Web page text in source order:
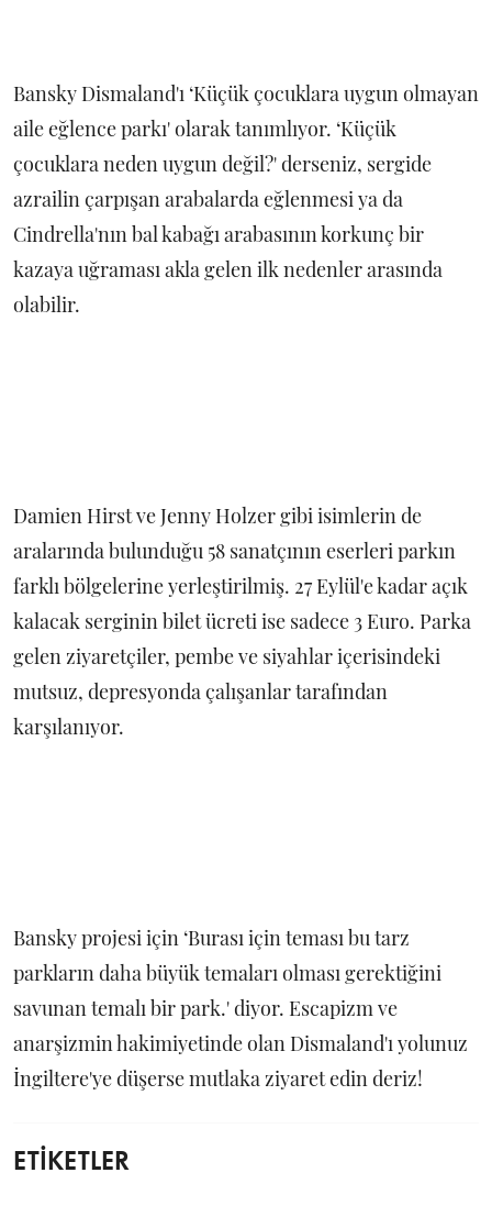
Bansky Dismaland'ı ‘Küçük çocuklara uygun olmayan
aile eğlence parkı' olarak tanımlıyor. ‘Küçük
çocuklara neden uygun değil?' derseniz, sergide
azrailin çarpışan arabalarda eğlenmesi ya da
Cindrella'nın bal kabağı arabasının korkunç bir
kazaya uğraması akla gelen ilk nedenler arasında
olabilir.
Damien Hirst ve Jenny Holzer gibi isimlerin de
aralarında bulunduğu 58 sanatçının eserleri parkın
farklı bölgelerine yerleştirilmiş. 27 Eylül'e kadar açık
kalacak serginin bilet ücreti ise sadece 3 Euro. Parka
gelen ziyaretçiler, pembe ve siyahlar içerisindeki
mutsuz, depresyonda çalışanlar tarafından
karşılanıyor.
Bansky projesi için ‘Burası için teması bu tarz
parkların daha büyük temaları olması gerektiğini
savunan temalı bir park.' diyor. Escapizm ve
anarşizmin hakimiyetinde olan Dismaland'ı yolunuz
İngiltere'ye düşerse mutlaka ziyaret edin deriz!
ETİKETLER